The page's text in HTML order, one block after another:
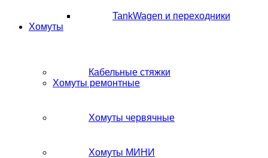
TankWagen и переходники
Хомуты
Кабельные стяжки
Хомуты ремонтные
Хомуты червячные
Хомуты МИНИ